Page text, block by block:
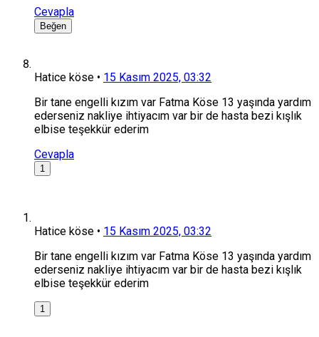
Cevapla
Beğen
Hatice köse • 15 Kasım 2025, 03:32
Bir tane engelli kızım var Fatma Köse 13 yaşında yardım
ederseniz nakliye ihtiyacım var bir de hasta bezi kışlık
elbise teşekkür ederim
Cevapla
1
Hatice köse • 15 Kasım 2025, 03:32
Bir tane engelli kızım var Fatma Köse 13 yaşında yardım
ederseniz nakliye ihtiyacım var bir de hasta bezi kışlık
elbise teşekkür ederim
1